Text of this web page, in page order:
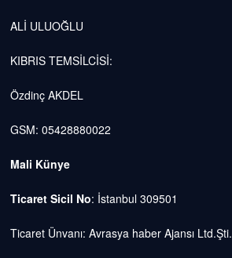
ALİ ULUOĞLU
KIBRIS TEMSİLCİSİ:
Özdinç AKDEL
GSM: 05428880022
Mali Künye
Ticaret Sicil No: İstanbul 309501
Ticaret Ünvanı: Avrasya haber Ajansı Ltd.Şti.